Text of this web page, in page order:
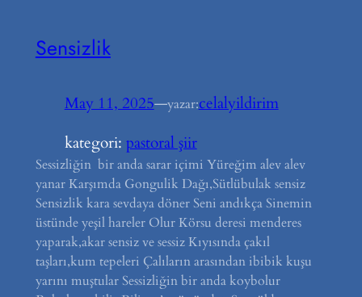
Sensizlik
May 11, 2025—yazar:celalyildirim
kategori: pastoral şiir
Sessizliğin bir anda sarar içimi Yüreğim alev alev
yanar Karşımda Gongulik Dağı,Sütlübulak sensiz
Sensizlik kara sevdaya döner Seni andıkça Sinemin
üstünde yeşil hareler Olur Körsu deresi menderes
yaparak,akar sensiz ve sessiz Kıyısında çakıl
taşları,kum tepeleri Çalıların arasından ibibik kuşu
yarını muştular Sessizliğin bir anda koybolur